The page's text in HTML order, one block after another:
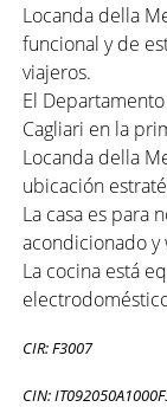
Locanda della
funcional y de
viajeros.
El
Cagliari en la
Locanda della
ubicación
La casa es para
acondicionado y
La cocina está
CIR: F3007
CIN: